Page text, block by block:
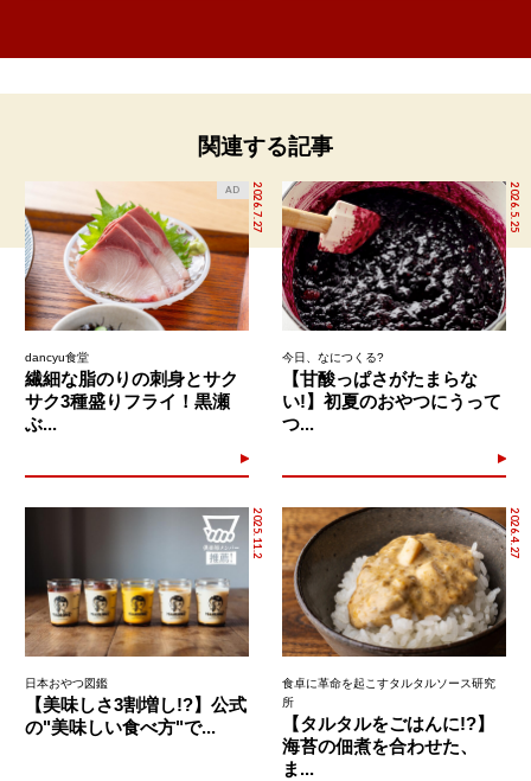
関連する記事
2026.7.27
AD
dancyu食堂
繊細な脂のりの刺身とサク
サク3種盛りフライ！黒瀬
ぶ...
2026.5.25
今日、なにつくる?
【甘酸っぱさがたまらな
い!】初夏のおやつにうって
つ...
2025.11.2
日本おやつ図鑑
【美味しさ3割増し!?】公式
の"美味しい食べ方"で...
2026.4.27
食卓に革命を起こすタルタルソース研究
所
【タルタルをごはんに!?】
海苔の佃煮を合わせた、
ま...